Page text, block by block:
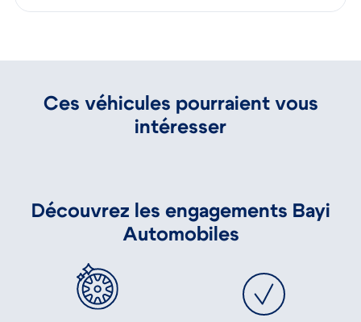
Ces véhicules pourraient vous
intéresser
Découvrez les engagements Bayi
Automobiles